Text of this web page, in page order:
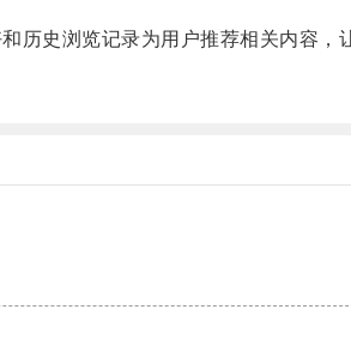
史浏览记录为用户推荐相关内容，